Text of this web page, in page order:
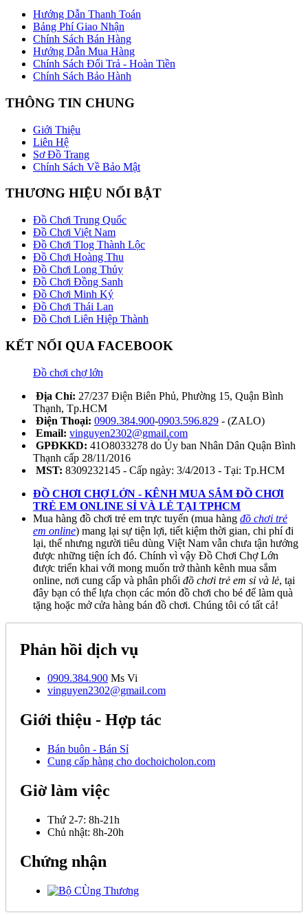
Hướng Dẫn Thanh Toán
Bảng Phí Giao Nhận
Chính Sách Bán Hàng
Hướng Dẫn Mua Hàng
Chính Sách Đổi Trả - Hoàn Tiền
Chính Sách Bảo Hành
THÔNG TIN CHUNG
Giới Thiệu
Liên Hệ
Sơ Đồ Trang
Chính Sách Về Bảo Mật
THƯƠNG HIỆU NỔI BẬT
Đồ Chơi Trung Quốc
Đồ Chơi Việt Nam
Đồ Chơi Tlog Thành Lộc
Đồ Chơi Hoàng Thu
Đồ Chơi Long Thủy
Đồ Chơi Đồng Sanh
Đồ Chơi Minh Ký
Đồ Chơi Thái Lan
Đồ Chơi Liên Hiệp Thành
KẾT NỐI QUA FACEBOOK
Đồ chơi chợ lớn
Địa Chỉ: 27/237 Điện Biên Phủ, Phường 15, Quận Bình
Thạnh, Tp.HCM
Điện Thoại: 0909.384.900-0903.596.829 - (ZALO)
Email: vinguyen2302@gmail.com
GPĐKKD: 41O8033278 do Ủy ban Nhân Dân Quận Bình
Thạnh cấp 28/11/2016
MST: 8309232145 - Cấp ngày: 3/4/2013 - Tại: Tp.HCM
ĐỒ CHƠI CHỢ LỚN - KÊNH MUA SẮM ĐỒ CHƠI
TRẺ EM ONLINE SỈ VÀ LẺ TẠI TPHCM
Mua hàng đồ chơi trẻ em trực tuyến (mua hàng đồ chơi trẻ
em online) mang lại sự tiện lợi, tiết kiệm thời gian, chi phí đi
lại, thế nhưng người tiêu dùng Việt Nam vẫn chưa tận hưởng
được những tiện ích đó. Chính vì vậy Đồ Chơi Chợ Lớn
được triển khai với mong muốn trở thành kênh mua sắm
online, nơi cung cấp và phân phối đồ chơi trẻ em sỉ và lẻ, tại
đây bạn có thể lựa chọn các món đồ chơi cho bé để làm quà
tặng hoặc mở cửa hàng bán đồ chơi. Chúng tôi có tất cả!
Phản hồi dịch vụ
0909.384.900 Ms Vi
vinguyen2302@gmail.com
Giới thiệu - Hợp tác
Bán buôn - Bán Sỉ
Cung cấp hàng cho dochoicholon.com
Giờ làm việc
Thứ 2-7: 8h-21h
Chủ nhật: 8h-20h
Chứng nhận